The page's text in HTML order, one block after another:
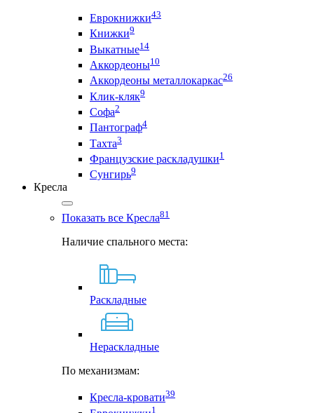
Еврокнижки43
Книжки9
Выкатные14
Аккордеоны10
Аккордеоны металлокаркас26
Клик-кляк9
Софа2
Пантограф4
Тахта3
Французские раскладушки1
Сунгирь9
Кресла
Показать все Кресла81
Наличие спального места:
Раскладные
Нераскладные
По механизмам:
Кресла-кровати39
1